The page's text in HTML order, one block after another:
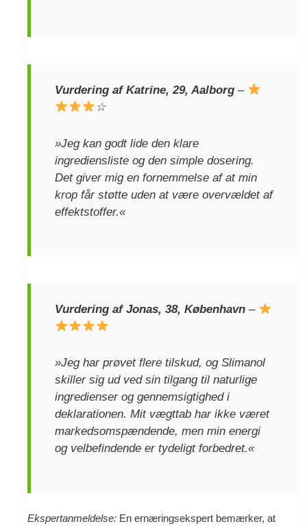
Vurdering af Katrine, 29, Aalborg –
☆
»Jeg kan godt lide den klare
ingrediensliste og den simple dosering.
Det giver mig en fornemmelse af at min
krop får støtte uden at være overvældet af
effektstoffer.«
Vurdering af Jonas, 38, København –
»Jeg har prøvet flere tilskud, og Slimanol
skiller sig ud ved sin tilgang til naturlige
ingredienser og gennemsigtighed i
deklarationen. Mit vægttab har ikke været
markedsomspændende, men min energi
og velbefindende er tydeligt forbedret.«
Ekspertanmeldelse: En ernæringsekspert bemærker, at